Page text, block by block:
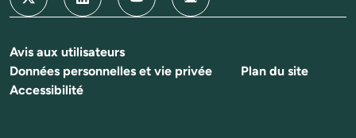
Avis aux utilisateurs
Données personnelles et vie privée
Plan du site
Accessibilité